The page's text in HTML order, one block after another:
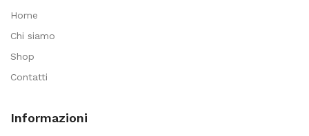
Home
Chi siamo
Shop
Contatti
Informazioni